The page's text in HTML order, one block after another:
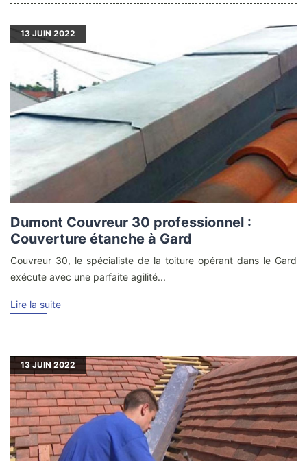
13 JUIN 2022
Dumont Couvreur 30 professionnel :
Couverture étanche à Gard
Couvreur 30, le spécialiste de la toiture opérant dans le Gard
exécute avec une parfaite agilité...
Lire la suite
13 JUIN 2022